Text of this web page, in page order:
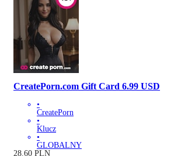
CreatePorn.com Gift Card 6.99 USD
•
CreatePorn
•
Klucz
•
GLOBALNY
28.60 PLN